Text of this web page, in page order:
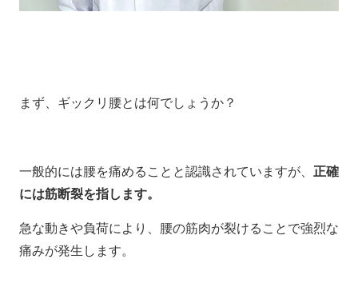
まず、ギックリ腰とは何でしょうか？
一般的には腰を痛めることと認識されていますが、 正確
には筋断裂を指します。
急な動きや負荷により、腰の筋肉が裂けることで強烈な
痛みが発生します。